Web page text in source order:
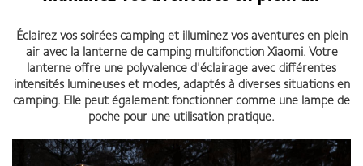
Éclairez vos soirées camping et illuminez vos aventures en plein
air avec la lanterne de camping multifonction Xiaomi. Votre
lanterne offre une polyvalence d'éclairage avec différentes
intensités lumineuses et modes, adaptés à diverses situations en
camping. Elle peut également fonctionner comme une lampe de
poche pour une utilisation pratique.